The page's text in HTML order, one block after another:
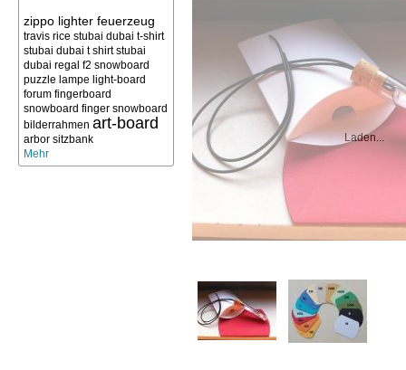
zippo lighter feuerzeug
travis rice stubai dubai t-shirt
stubai dubai t shirt stubai
dubai regal f2 snowboard
puzzle lampe light-board
forum fingerboard
snowboard finger snowboard
bilderrahmen art-board
arbor sitzbank
Mehr
Laden...